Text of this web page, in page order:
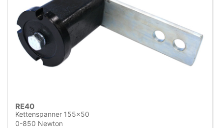
RE40
Kettenspanner 155x50
0-850 Newton